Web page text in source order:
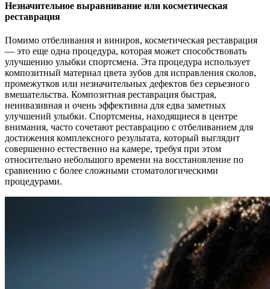
Незначительное выравнивание или косметическая
реставрация
Помимо отбеливания и виниров, косметическая реставрация
— это еще одна процедура, которая может способствовать
улучшению улыбки спортсмена. Эта процедура использует
композитный материал цвета зубов для исправления сколов,
промежутков или незначительных дефектов без серьезного
вмешательства. Композитная реставрация быстрая,
неинвазивная и очень эффективна для едва заметных
улучшений улыбки. Спортсмены, находящиеся в центре
внимания, часто сочетают реставрацию с отбеливанием для
достижения комплексного результата, который выглядит
совершенно естественно на камере, требуя при этом
относительно небольшого времени на восстановление по
сравнению с более сложными стоматологическими
процедурами.